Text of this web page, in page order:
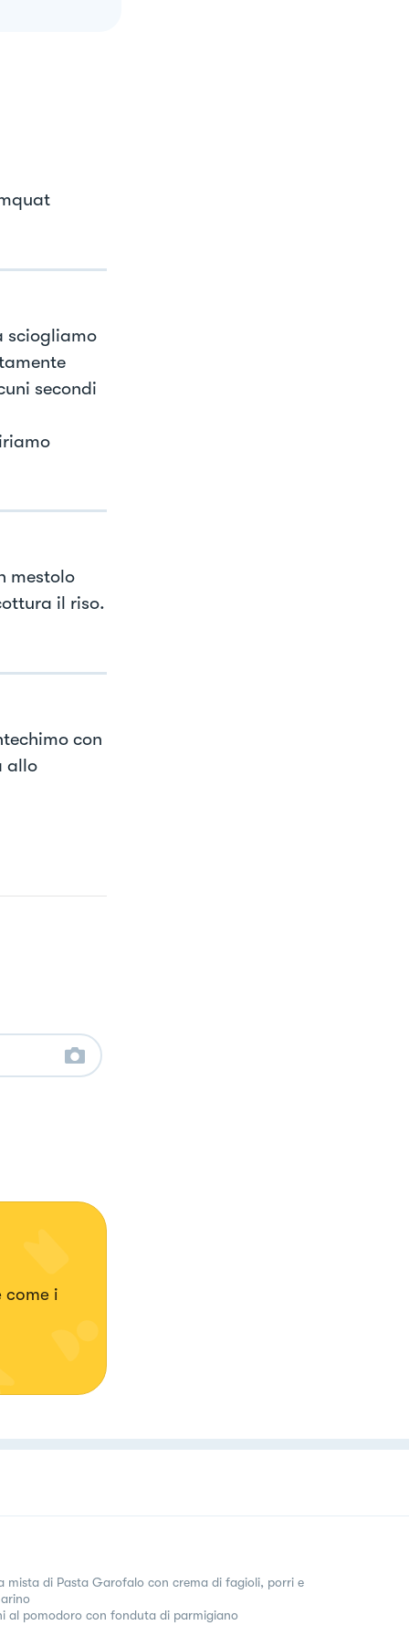
sciogliamo
secondi
mestolo
il riso.
con
allo
come i
mista di Pasta Garofalo con crema di fagioli, porri e
al pomodoro con fonduta di parmigiano